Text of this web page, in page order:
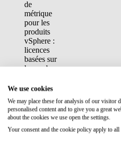
de
métrique
pour les
produits
vSphere :
licences
basées sur
le nombre
plutôt que
CPU
Licence
de 16
We use cookies
We may place these for analysis of our visitor
personalised content and to give you a great
about the cookies we use open the settings.
Your consent and the cookie policy apply to